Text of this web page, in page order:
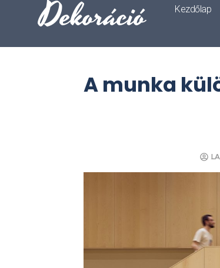
Dekoráció Kezdőlap
A munka